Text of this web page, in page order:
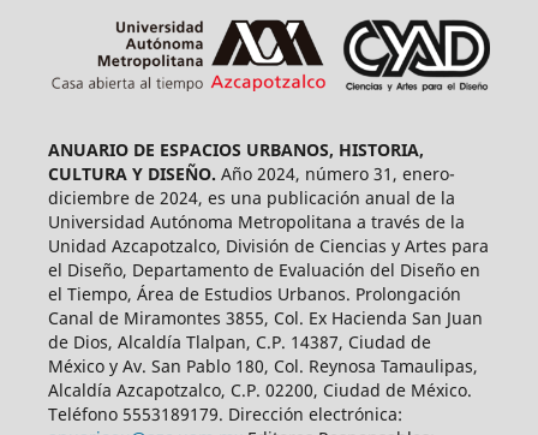
ANUARIO DE ESPACIOS URBANOS, HISTORIA,
CULTURA Y DISEÑO. Año 2024, número 31, enero-
diciembre de 2024, es una publicación anual de la
Universidad Autónoma Metropolitana a través de la
Unidad Azcapotzalco, División de Ciencias y Artes para
el Diseño, Departamento de Evaluación del Diseño en
el Tiempo, Área de Estudios Urbanos. Prolongación
Canal de Miramontes 3855, Col. Ex Hacienda San Juan
de Dios, Alcaldía Tlalpan, C.P. 14387, Ciudad de
México y Av. San Pablo 180, Col. Reynosa Tamaulipas,
Alcaldía Azcapotzalco, C.P. 02200, Ciudad de México.
Teléfono 5553189179. Dirección electrónica: